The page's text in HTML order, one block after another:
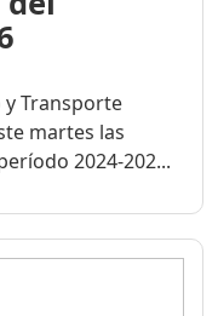
Transporte
martes las
2024-202...